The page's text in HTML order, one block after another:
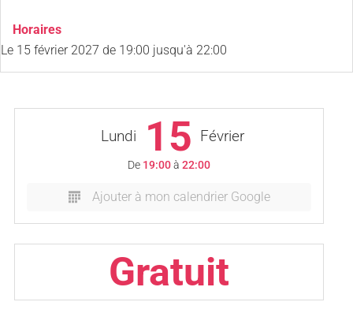
Horaires
Le 15 février 2027 de 19:00 jusqu'à 22:00
Lundi 15 Février
De 19:00à 22:00
Ajouter à mon calendrier Google
Gratuit